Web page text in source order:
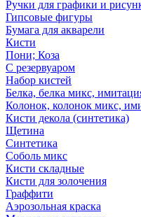
Ручки для графики и
Гипсовые фигуры
Бумага для акварели
Кисти
Пони; Коза
С резервуаром
Набор кистей
Белка, белка микс,
Колонок, колонок микс,
Кисти декола (синтетика)
Щетина
Синтетика
Соболь микс
Кисти складные
Кисти для золочения
Граффити
Аэрозольная краска